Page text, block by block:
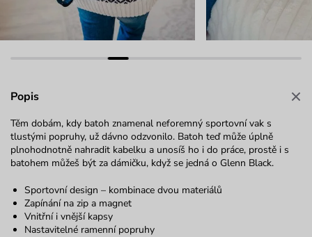
Popis
Těm dobám, kdy batoh znamenal neforemný sportovní vak s
tlustými popruhy, už dávno odzvonilo. Batoh teď může úplně
plnohodnotně nahradit kabelku a unosíš ho i do práce, prostě i s
batohem můžeš být za dámičku, když se jedná o Glenn Black.
Sportovní design – kombinace dvou materiálů
Zapínání na zip a magnet
Vnitřní i vnější kapsy
Nastavitelné ramenní popruhy